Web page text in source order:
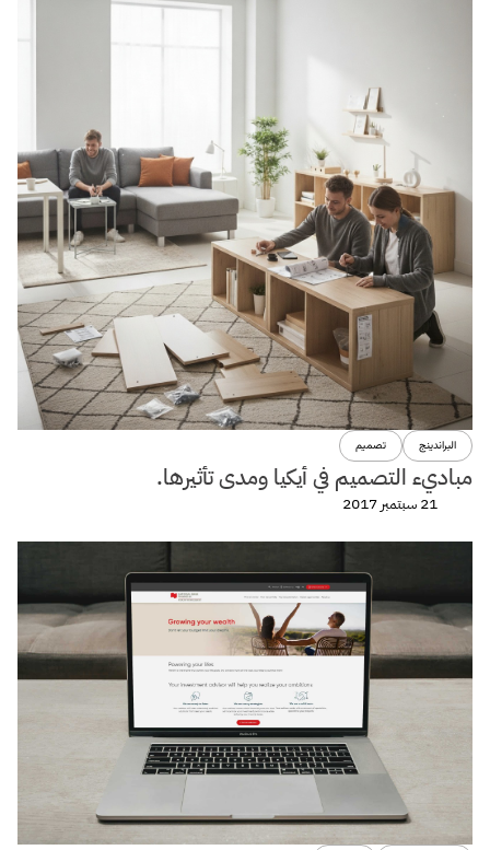
البراندينج تصميم
مباديء التصميم في أيكيا ومدى تأثيرها.
21 سبتمبر 2017